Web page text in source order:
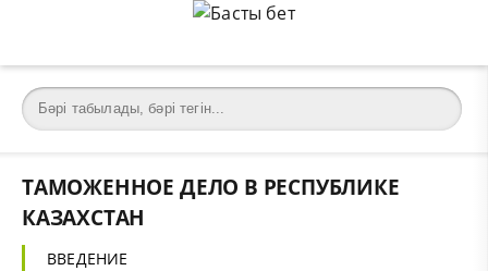
ТАМОЖЕННОЕ ДЕЛО В РЕСПУБЛИКЕ
КАЗАХСТАН
ВВЕДЕНИЕ